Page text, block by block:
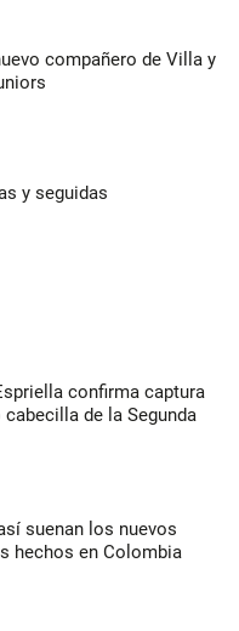
compañero de Villa y
y seguidas
confirma captura
cabecilla de la Segunda
suenan los nuevos
hechos en Colombia